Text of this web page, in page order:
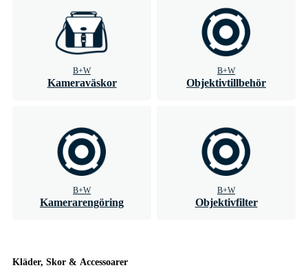
B+W
Kameraväskor
B+W
Objektivtillbehör
B+W
Kamerarengöring
B+W
Objektivfilter
Kläder, Skor & Accessoarer